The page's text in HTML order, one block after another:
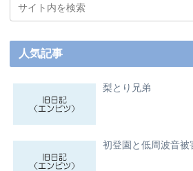
人気記事
梨とり兄弟
初登園と低周波音被